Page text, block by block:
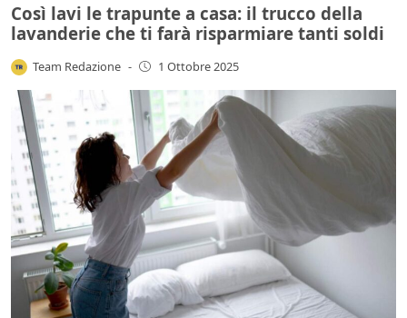
Così lavi le trapunte a casa: il trucco della
lavanderie che ti farà risparmiare tanti soldi
Team Redazione - 1 Ottobre 2025